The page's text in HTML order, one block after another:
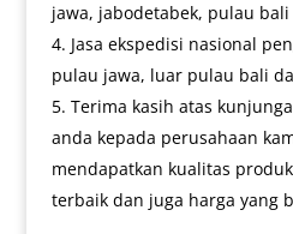
jawa, jabodetabek, pulau
Jasa ekspedisi nasional
pulau jawa, luar pulau bali
Terima kasih atas
anda kepada perusahaan
mendapatkan kualitas
terbaik dan juga harga yang